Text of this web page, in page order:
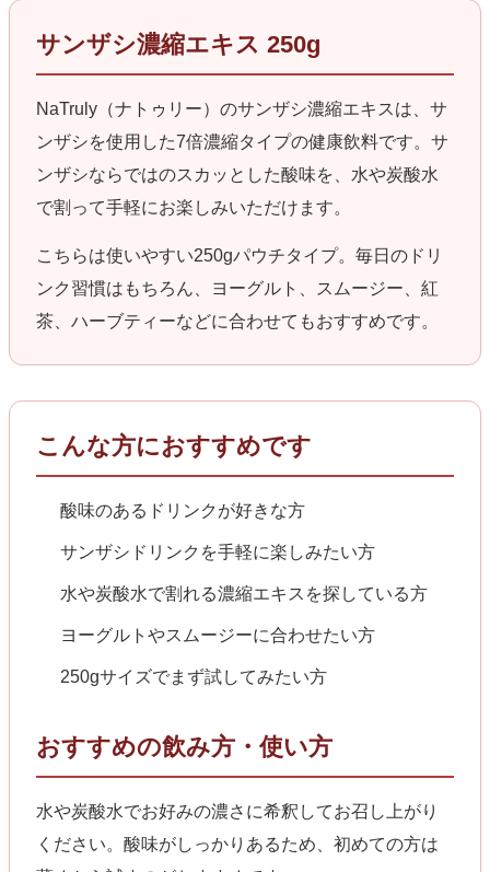
サンザシ濃縮エキス 250g
NaTruly（ナトゥリー）のサンザシ濃縮エキスは、サ
ンザシを使用した7倍濃縮タイプの健康飲料です。サ
ンザシならではのスカッとした酸味を、水や炭酸水
で割って手軽にお楽しみいただけます。
こちらは使いやすい250gパウチタイプ。毎日のドリ
ンク習慣はもちろん、ヨーグルト、スムージー、紅
茶、ハーブティーなどに合わせてもおすすめです。
こんな方におすすめです
酸味のあるドリンクが好きな方
サンザシドリンクを手軽に楽しみたい方
水や炭酸水で割れる濃縮エキスを探している方
ヨーグルトやスムージーに合わせたい方
250gサイズでまず試してみたい方
おすすめの飲み方・使い方
水や炭酸水でお好みの濃さに希釈してお召し上がり
ください。酸味がしっかりあるため、初めての方は